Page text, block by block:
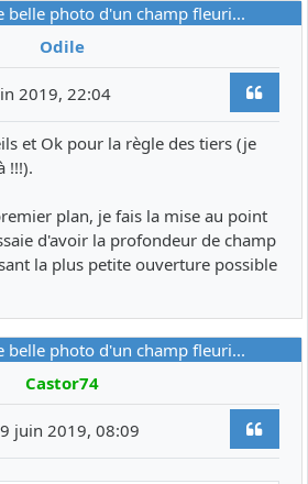
belle photo d'un champ fleuri...
Odile
2019, 22:04
et Ok pour la règle des tiers (je
!!!).
plan, je fais la mise au point
d'avoir la profondeur de champ
la plus petite ouverture possible
belle photo d'un champ fleuri...
Castor74
juin 2019, 08:09